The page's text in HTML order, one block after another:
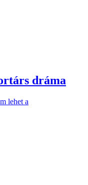
dráma
lehet a